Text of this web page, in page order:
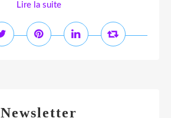
Lire la suite
Newsletter